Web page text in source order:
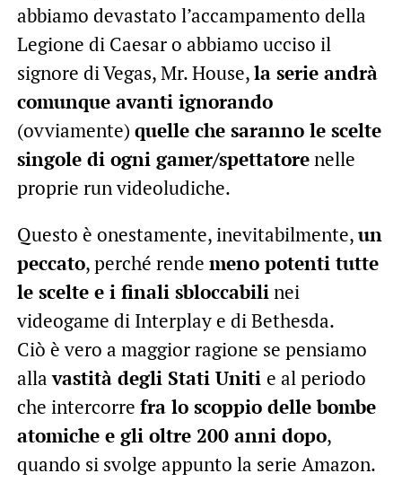
abbiamo devastato l’accampamento della
Legione di Caesar o abbiamo ucciso il
signore di Vegas, Mr. House,la serie andrà
comunque avanti ignorando
(ovviamente) quelle che saranno le scelte
singole di ogni gamer/spettatorenelle
proprie run videoludiche.
Questo è onestamente, inevitabilmente,un
peccato, perché rende meno potenti tutte
le scelte e i finali sbloccabili nei
videogame di Interplay e di Bethesda.
Ciò è vero a maggior ragione se pensiamo
allavastità degli Stati Uniti e al periodo
che intercorre fra lo scoppio delle bombe
atomiche e gli oltre 200 anni dopo,
quando si svolge appunto la serie Amazon.